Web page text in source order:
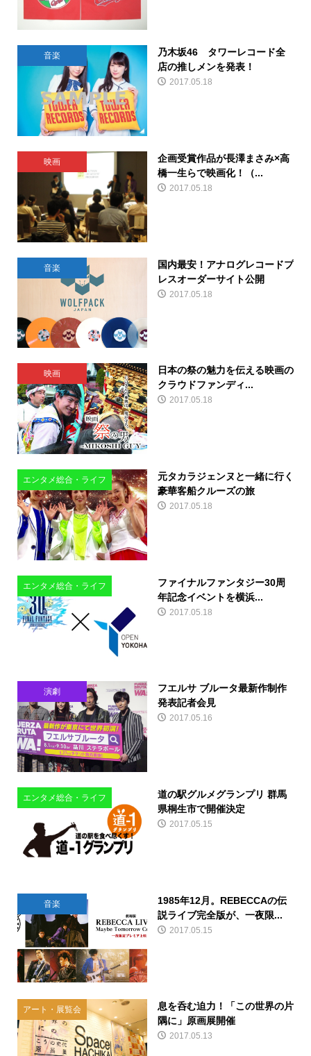
音楽
乃木坂46 タワーレコード全
店の推しメンを発表！
2017.05.18
映画
企画受賞作品が長澤まさみ×高
橋一生らで映画化！（...
2017.05.18
音楽
国内最安！アナログレコードプ
レスオーダーサイト公開
2017.05.18
映画
日本の祭の魅力を伝える映画の
クラウドファンディ...
2017.05.18
エンタメ総合・ライフ
元タカラジェンヌと一緒に行く
豪華客船クルーズの旅
2017.05.18
エンタメ総合・ライフ
ファイナルファンタジー30周
年記念イベントを横浜...
2017.05.18
演劇
フエルサ ブルータ最新作制作
発表記者会見
2017.05.16
エンタメ総合・ライフ
道の駅グルメグランプリ 群馬
県桐生市で開催決定
2017.05.15
音楽
1985年12月。REBECCAの伝
説ライブ完全版が、一夜限...
2017.05.15
アート・展覧会
息を呑む迫力！「この世界の片
隅に」原画展開催
2017.05.13